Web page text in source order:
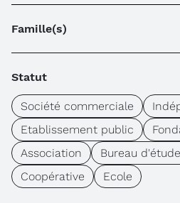
Famille(s)
Statut
Société commerciale
Etablissement public
Association
Bureau
Coopérative
Ecole